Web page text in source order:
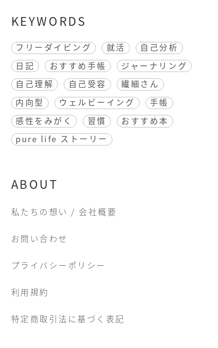
KEYWORDS
フリーダイビング 就活
自己分析
日記
おすすめ手帳
ジャーナリング
自己理解
自己受容
繊細さん
内向型
ウェルビーイング
手帳
感性をみがく
習慣
おすすめ本
pure life ストーリー
ABOUT
私たちの想い / 会社概要
お問い合わせ
プライバシーポリシー
利用規約
特定商取引法に基づく表記